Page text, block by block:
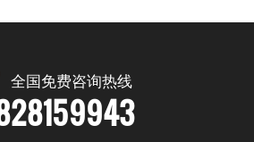
全国免费咨询热线